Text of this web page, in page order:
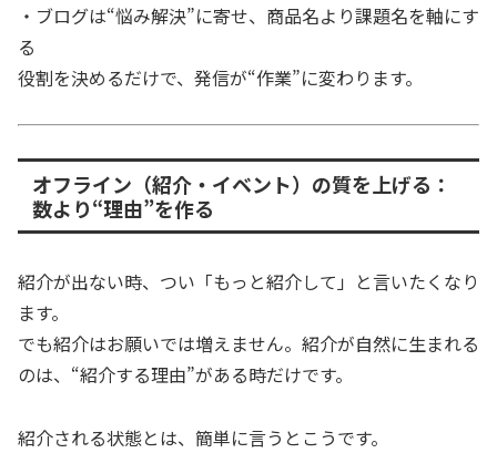
・ブログは“悩み解決”に寄せ、商品名より課題名を軸にす
る
役割を決めるだけで、発信が“作業”に変わります。
オフライン（紹介・イベント）の質を上げる：
数より“理由”を作る
紹介が出ない時、つい「もっと紹介して」と言いたくなり
ます。
でも紹介はお願いでは増えません。紹介が自然に生まれる
のは、“紹介する理由”がある時だけです。
紹介される状態とは、簡単に言うとこうです。